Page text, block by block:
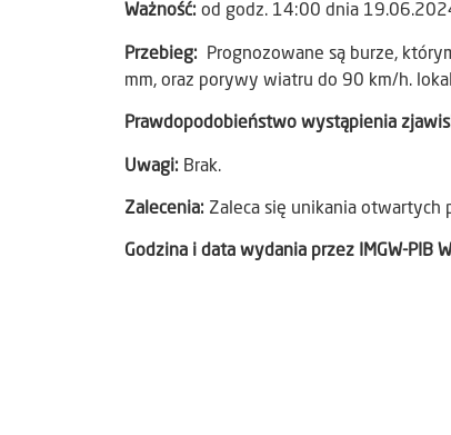
Ważność: od godz. 14:00 dnia
Przebieg:
Prognozowane są burze,
mm, oraz porywy wiatru do 90 km/h.
Prawdopodobieństwo wystąpienia
Uwagi: Brak.
Zalecenia: Zaleca się unikania otwartych
Godzina i data wydania przez IMGW-PIB